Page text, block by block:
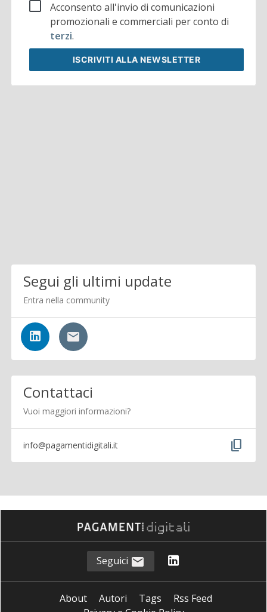
Acconsento all'invio di comunicazioni
promozionali e commerciali per conto di
terzi.
ISCRIVITI ALLA NEWSLETTER
Segui gli ultimi update
Entra nella community
Contattaci
Vuoi maggiori informazioni?
info@pagamentidigitali.it content_copy
Seguici
About Autori Tags
Rss Feed